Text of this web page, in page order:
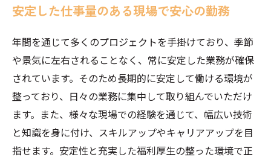
安定した仕事量のある現場で安心の勤務
年間を通じて多くのプロジェクトを手掛けており、季節
や景気に左右されることなく、常に安定した業務が確保
されています。そのため長期的に安定して働ける環境が
整っており、日々の業務に集中して取り組んでいただけ
ます。また、様々な現場での経験を通じて、幅広い技術
と知識を身に付け、スキルアップやキャリアアップを目
指せます。安定性と充実した福利厚生の整った環境で正